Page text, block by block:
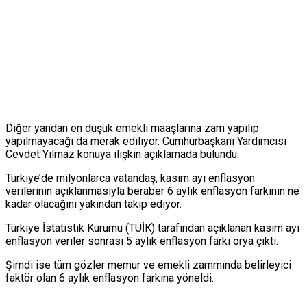
Diğer yandan en düşük emekli maaşlarına zam yapılıp
yapılmayacağı da merak ediliyor. Cumhurbaşkanı Yardımcısı
Cevdet Yılmaz konuya ilişkin açıklamada bulundu.
Türkiye’de milyonlarca vatandaş, kasım ayı enflasyon
verilerinin açıklanmasıyla beraber 6 aylık enflasyon farkının ne
kadar olacağını yakından takip ediyor.
Türkiye İstatistik Kurumu (TÜİK) tarafından açıklanan kasım ayı
enflasyon veriler sonrası 5 aylık enflasyon farkı orya çıktı.
Şimdi ise tüm gözler memur ve emekli zammında belirleyici
faktör olan 6 aylık enflasyon farkına yöneldi.